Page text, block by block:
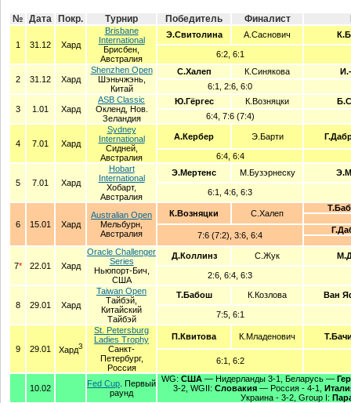
№ Дата Покр. Турнир Победитель Финалист
1 31.12 Хард
Brisbane
International
Брисбен,
Австралия
Э.Свитолина А.Саснович
6:2, 6:1
2 31.12 Хард
Shenzhen Open
Шэньчжэнь,
Китай
С.Халеп К.Синякова
6:1, 2:6, 6:0
3 1.01 Хард
ASB Classic
Окленд, Нов.
Зеландия
Ю.Гёргес К.Возняцки
6:4, 7:6 (7:4)
4 7.01 Хард
Sydney
International
Сидней,
Австралия
А.Кербер Э.Барти
6:4, 6:4
5 7.01 Хард
Hobart
International
Хобарт,
Австралия
Э.Мертенс М.Бузэрнеску
6:1, 4:6, 6:3
6 15.01 Хард
Australian Open
Мельбурн,
Австралия
К.Возняцки С.Халеп
7:6 (7:2), 3:6, 6:4
7* 22.01 Хард
Oracle Challenger
Series
Ньюпорт-Бич,
США
Д.Коллинз С.Жук
2:6, 6:4, 6:3
8 29.01 Хард
Taiwan Open
Тайбэй,
Китайский
Тайбэй
Т.Бабош К.Козлова Ван
7:5, 6:1
9 29.01 ХардЗ
St. Petersburg
Ladies Trophy
Санкт-
Петербург,
Россия
П.Квитова К.Младенович
6:1, 6:2
10.02 Fed Cup . Первый
раунд
WG: США — Нидерланды 3-1, Беларусь —
3-2, WGII: Словакия— Россия - 4-1,
Украина - 3-2, Group I: